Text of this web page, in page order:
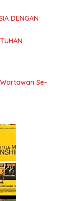
DENGAN
Se-